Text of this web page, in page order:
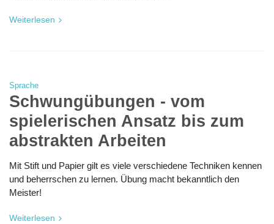
Weiterlesen
Sprache
Schwungübungen - vom
spielerischen Ansatz bis zum
abstrakten Arbeiten
Mit Stift und Papier gilt es viele verschiedene Techniken kennen
und beherrschen zu lernen. Übung macht bekanntlich den
Meister!
Weiterlesen